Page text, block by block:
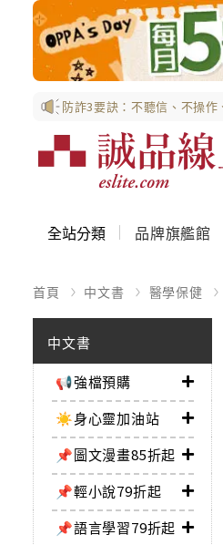
防詐3要訣：不聽信、不操作
全站分類 品牌旗艦館
首頁 中文書 醫學保健
中文書
📢強檔預購
☀️身心靈加油站
📌圖文漫畫85折起
📌輕小說79折起
📌語言學習79折起